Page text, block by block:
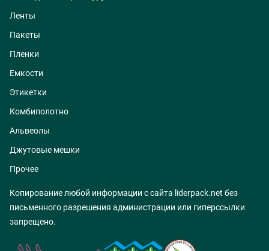
Ленты
Пакеты
Пленки
Емкости
Этикетки
Комбиполотно
Альвеолы
Джутовые мешки
Прочее
Копирование любой информации с сайта liderpack.net без
письменного разрешения администрации или гиперссылки
запрещено.